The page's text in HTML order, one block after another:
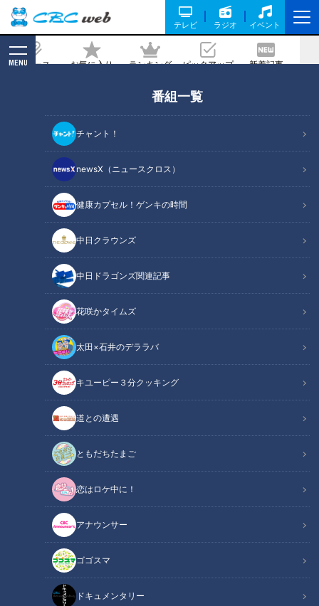
テレビ ラジオ イベント
ニュース お気に入り ランキング ピックアップ 新着記事
MENU
番組一覧
チャント！
newsX（ニュースクロス）
健康カプセル！ゲンキの時間
中日クラウンズ
中日ドラゴンズ関連記事
花咲かタイムズ
太田×石井のデララバ
キユーピー３分クッキング
道との遭遇
ともだちたまご
恋はロケ中に！
アナウンサー
ゴゴスマ
ドキュメンタリー
ふぐ」のフルコースが付いた一棟貸し切
り宿も！秋にオススメの“三重ブラン
ド”極上グルメとは
記事に戻る
CBCテレビ「花咲かタイムズ」
この記事の画像（全9枚）